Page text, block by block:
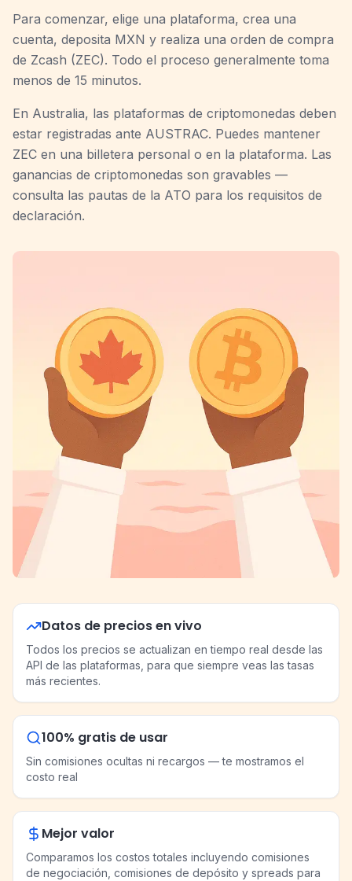
Para comenzar, elige una plataforma, crea una
cuenta, deposita MXN y realiza una orden de compra
de Zcash (ZEC). Todo el proceso generalmente toma
menos de 15 minutos.
En Australia, las plataformas de criptomonedas deben
estar registradas ante AUSTRAC. Puedes mantener
ZEC en una billetera personal o en la plataforma. Las
ganancias de criptomonedas son gravables —
consulta las pautas de la ATO para los requisitos de
declaración.
Datos de precios en vivo
Todos los precios se actualizan en tiempo real desde las
API de las plataformas, para que siempre veas las tasas
más recientes.
100% gratis de usar
Sin comisiones ocultas ni recargos — te mostramos el
costo real
Mejor valor
Comparamos los costos totales incluyendo comisiones
de negociación, comisiones de depósito y spreads para